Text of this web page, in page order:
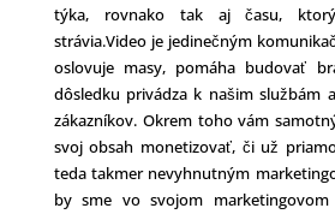
týka, rovnako tak aj času,
strávia.Video je jedinečným
oslovuje masy, pomáha budovať
dôsledku privádza k našim službám
zákazníkov. Okrem toho vám
svoj obsah monetizovať, či už
teda takmer nevyhnutným
by sme vo svojom